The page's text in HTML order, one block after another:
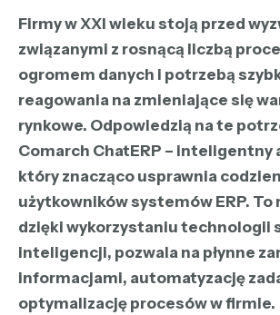
Firmy w XXI wieku stoją przed
związanymi z rosnącą liczbą
ogromem danych i potrzebą
reagowania na zmieniające się
rynkowe. Odpowiedzią na te
Comarch ChatERP – inteligentny
który znacząco usprawnia
użytkowników systemów ERP. To
dzięki wykorzystaniu technologii
inteligencji, pozwala na płynne
informacjami, automatyzację
optymalizację procesów w firmie.